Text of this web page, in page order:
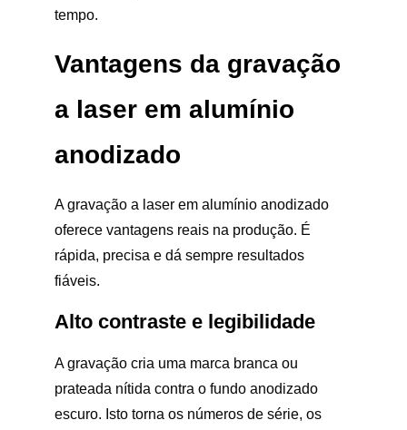
tempo.
Vantagens da gravação
a laser em alumínio
anodizado
A gravação a laser em alumínio anodizado
oferece vantagens reais na produção. É
rápida, precisa e dá sempre resultados
fiáveis.
Alto contraste e legibilidade
A gravação cria uma marca branca ou
prateada nítida contra o fundo anodizado
escuro. Isto torna os números de série, os